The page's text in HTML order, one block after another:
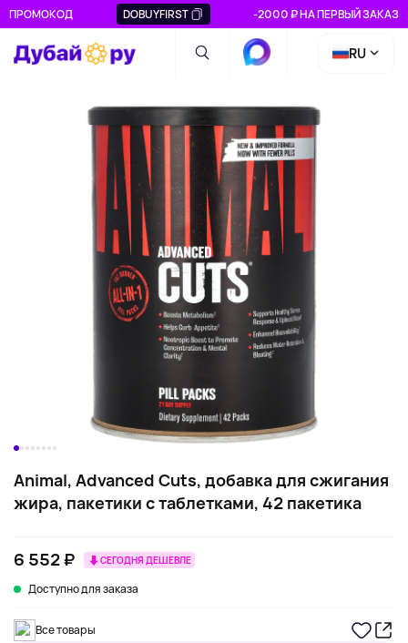
ПРОМОКОД DOBUYFIRST -2000 ₽ НА ПЕРВЫЙ ЗАКАЗ
RU
Animal, Advanced Cuts, добавка для сжигания
жира, пакетики с таблетками, 42 пакетика
6 552 ₽ СЕГОДНЯ ДЕШЕВЛЕ
Доступно для заказа
Все товары